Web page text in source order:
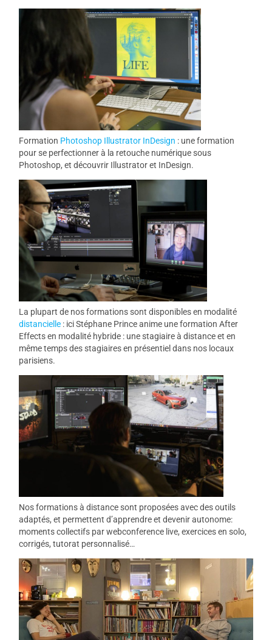
Formation Photoshop Illustrator InDesign : une formation
pour se perfectionner à la retouche numérique sous
Photoshop, et découvrir Illustrator et InDesign.
La plupart de nos formations sont disponibles en modalité
distancielle : ici Stéphane Prince anime une formation After
Effects en modalité hybride : une stagiaire à distance et en
même temps des stagiaires en présentiel dans nos locaux
parisiens.
Nos formations à distance sont proposées avec des outils
adaptés, et permettent d’apprendre et devenir autonome:
moments collectifs par webconference live, exercices en solo,
corrigés, tutorat personnalisé…